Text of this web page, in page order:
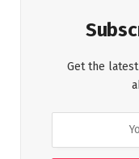
Get the